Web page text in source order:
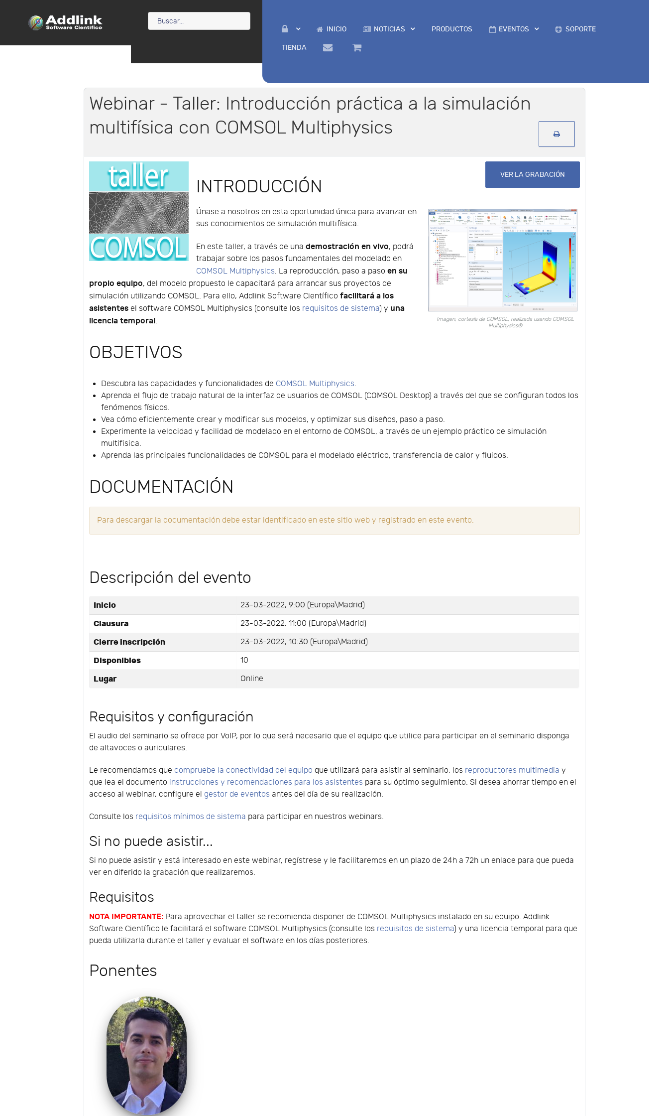
INICIO NOTICIAS PRODUCTOS EVENTOS SOPORTE
TIENDA
Webinar - Taller: Introducción práctica a la simulación
multifísica con COMSOL Multiphysics
VER LA GRABACIÓN
INTRODUCCIÓN
Imagen, cortesía de COMSOL, realizada usando COMSOL
Multiphysics®
Únase a nosotros en esta oportunidad única para avanzar en
sus conocimientos de simulación multifísica.
En este taller, a través de unademostración en vivo, podrá
trabajar sobre los pasos fundamentales del modelado en
COMSOL Multiphysics. La reproducción, paso a pasoen su
propio equipo, del modelo propuesto le capacitará para arrancar sus proyectos de
simulación utilizando COMSOL. Para ello, Addlink Software Científicofacilitará a los
asistentes el software COMSOL Multiphysics (consulte los requisitos de sistema) y una
licencia temporal.
OBJETIVOS
Descubra las capacidades y funcionalidades de COMSOL Multiphysics.
Aprenda el flujo de trabajo natural de la interfaz de usuarios de COMSOL (COMSOL Desktop) a través del que se configuran todos los
fenómenos físicos.
Vea cómo eficientemente crear y modificar sus modelos, y optimizar sus diseños, paso a paso.
Experimente la velocidad y facilidad de modelado en el entorno de COMSOL, a través de un ejemplo práctico de simulación
multifisica.
Aprenda las principales funcionalidades de COMSOL para el modelado eléctrico, transferencia de calor y fluidos.
DOCUMENTACIÓN
Para descargar la documentación debe estar identificado en este sitio web y registrado en este evento.
Descripción del evento
Inicio 23-03-2022, 9:00 (Europa\Madrid)
Clausura 23-03-2022, 11:00 (Europa\Madrid)
Cierre inscripción 23-03-2022, 10:30 (Europa\Madrid)
Disponibles 10
Lugar Online
Requisitos y configuración
El audio del seminario se ofrece por VoIP, por lo que será necesario que el equipo que utilice para participar en el seminario disponga
de altavoces o auriculares.
Le recomendamos que compruebe la conectividad del equipo que utilizará para asistir al seminario, los reproductores multimedia y
que lea el documento instrucciones y recomendaciones para los asistentes para su óptimo seguimiento. Si desea ahorrar tiempo en el
acceso al webinar, configure el gestor de eventos antes del día de su realización.
Consulte los requisitos mínimos de sistema para participar en nuestros webinars.
Si no puede asistir...
Si no puede asistir y está interesado en este webinar, regístrese y le facilitaremos en un plazo de 24h a 72h un enlace para que pueda
ver en diferido la grabación que realizaremos.
Requisitos
NOTA IMPORTANTE: Para aprovechar el taller se recomienda disponer de COMSOL Multiphysics instalado en su equipo. Addlink
Software Científico le facilitará el software COMSOL Multiphysics (consulte los requisitos de sistema) y una licencia temporal para que
pueda utilizarla durante el taller y evaluar el software en los días posteriores.
Ponentes